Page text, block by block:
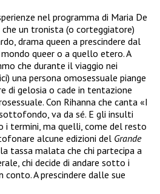
nel programma di Maria De
un tronista (o corteggiatore)
drama queen a prescindere dal
queer o a quello etero. A
che durante il viaggio nei
una persona omosessuale piange
di gelosia o cade in tentazione
Con Rihanna che canta «I
va da sé. E gli insulti
i termini, ma quelli, come del resto
alcune edizioni del Grande
tassa malata che chi partecipa a
chi decide di andare sotto i
A prescindere dalle sue